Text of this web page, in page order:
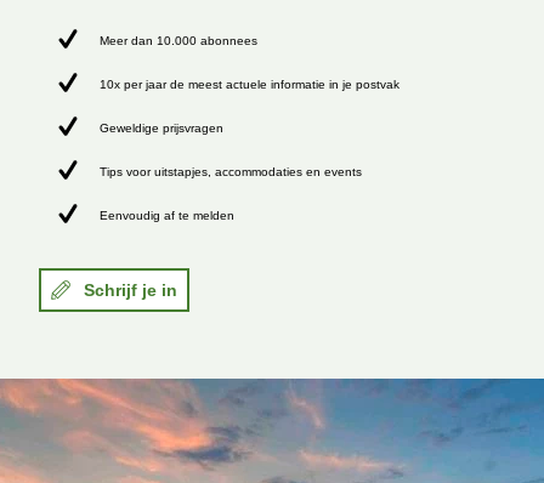
Meer dan 10.000 abonnees
10x per jaar de meest actuele informatie in je postvak
Geweldige prijsvragen
Tips voor uitstapjes, accommodaties en events
Eenvoudig af te melden
Schrijf je in